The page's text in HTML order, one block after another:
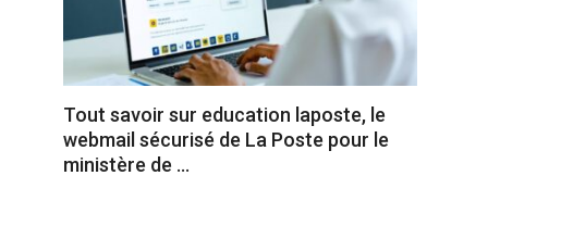
Tout savoir sur education laposte, le
webmail sécurisé de La Poste pour le
ministère de ...